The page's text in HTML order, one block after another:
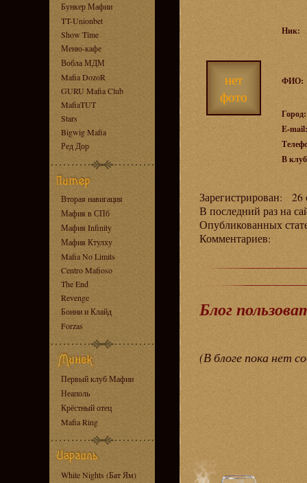
Бункер Мафии
TT-Unionbet
Show Time
Меню-кафе
Вобла МДМ
Mafia DozoR
GURU Mafia Club
MafiaTUT
Stars
Bigwig Mafia
Ред Дор
Вторая навигация
Мафия в СПб
Мафия Infinity
Мафия Ктулху
Mafia No Limits
Centro Mafioso
The End
Revenge
Бонни и Клайд
Forzas
Первый клуб Мафии
Неаполь
Крёстный отец
Mafia Ring
White Nights (Бат Ям)
нет
фото
Ник:
ФИО:
Город:
E-mail:
В
Зарегистрирован: 26
В последний раз на
Опубликованных
Комментариев:
Блог
(В блоге пока нет